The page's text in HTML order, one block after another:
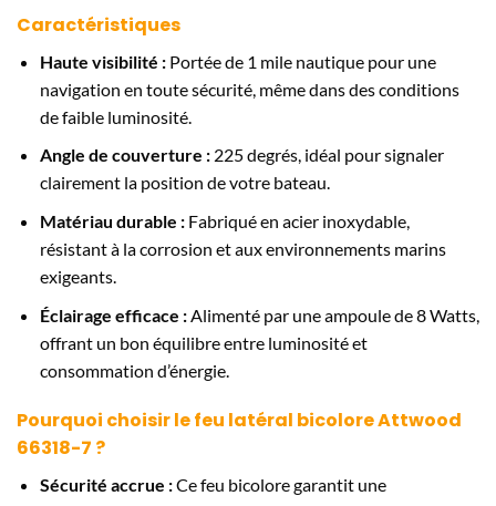
Caractéristiques
Haute visibilité :Portée de 1 mile nautique pour une
navigation en toute sécurité, même dans des conditions
de faible luminosité.
Angle de couverture :225 degrés, idéal pour signaler
clairement la position de votre bateau.
Matériau durable :Fabriqué en acier inoxydable,
résistant à la corrosion et aux environnements marins
exigeants.
Éclairage efficace :Alimenté par une ampoule de 8 Watts,
offrant un bon équilibre entre luminosité et
consommation d’énergie.
Pourquoi choisir le feu latéral bicolore Attwood
66318-7 ?
Sécurité accrue :Ce feu bicolore garantit une